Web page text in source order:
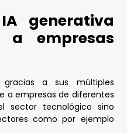
generativa
a empresas
a sus múltiples
a empresas de diferentes
sector tecnológico sino
como por ejemplo